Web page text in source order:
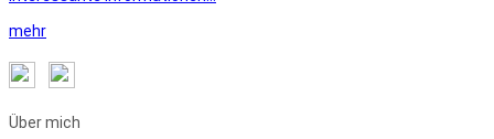
mehr
Über mich